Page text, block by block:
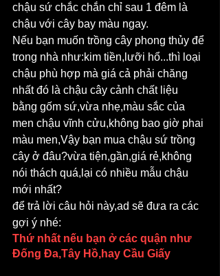
chậu sứ chắc chắn chỉ sau 1 đêm là
chậu với cây bay màu ngay.
Nếu bạn muốn trồng cây phong thủy để
trong nhà như:kim tiền,lưỡi hổ...thì loại
chậu phù hợp mà giá cả phải chăng
nhất đó là chậu cây cảnh chất liệu
bằng gốm sứ,vừa nhẹ,màu sắc của
men chậu vĩnh cửu,không bao giờ phai
màu men,Vậy bạn mua chậu sứ trồng
cây ở đâu?vừa tiện,gần,giá rẻ,không
nói thách quá,lại có nhiều mẫu chậu
mới nhất?
để trả lời câu hỏi này,ad sẽ đưa ra các
gợi ý nhé:
Thứ nhất nếu bạn ở các quận như
Đống Đa,Tây Hồ,hay Cầu Giấy